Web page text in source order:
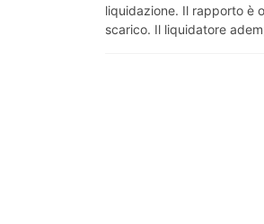
liquidazione. Il rapporto è
scarico. Il liquidatore